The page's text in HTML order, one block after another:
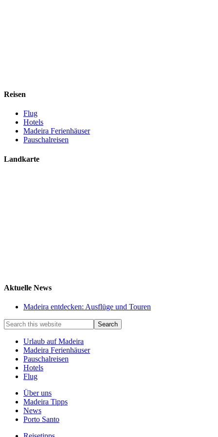
Reisen
Flug
Hotels
Madeira Ferienhäuser
Pauschalreisen
Landkarte
Aktuelle News
Madeira entdecken: Ausflüge und Touren
Urlaub auf Madeira
Madeira Ferienhäuser
Pauschalreisen
Hotels
Flug
Über uns
Madeira Tipps
News
Porto Santo